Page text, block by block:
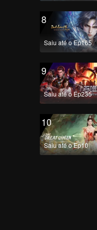
8
Saiu até o Ep165
9
Saiu até o Ep235
10
Saiu até o Ep10